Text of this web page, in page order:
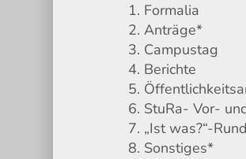
Formalia
Anträge*
Campustag
Berichte
StuRa- Vor-
„Ist was?“-
Sonstiges*